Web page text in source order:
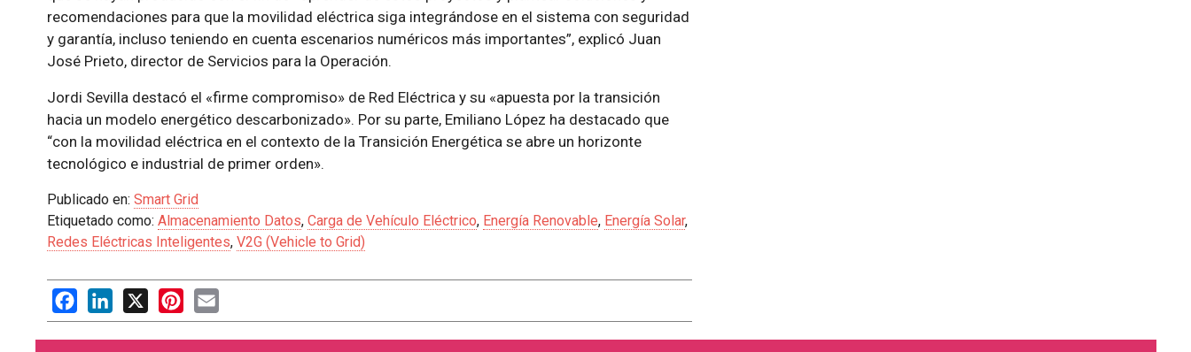
recomendaciones para que la movilidad eléctrica siga integrándose en el sistema con seguridad
y garantía, incluso teniendo en cuenta escenarios numéricos más importantes”, explicó Juan
José Prieto, director de Servicios para la Operación.
Jordi Sevilla destacó el «firme compromiso» de Red Eléctrica y su «apuesta por la transición
hacia un modelo energético descarbonizado». Por su parte, Emiliano López ha destacado que
“con la movilidad eléctrica en el contexto de la Transición Energética se abre un horizonte
tecnológico e industrial de primer orden».
Publicado en: Smart Grid
Etiquetado como: Almacenamiento Datos, Carga de Vehículo Eléctrico, Energía Renovable, Energía Solar,
Redes Eléctricas Inteligentes, V2G (Vehicle to Grid)
FacebookLinkedIn
X PinterestEmail